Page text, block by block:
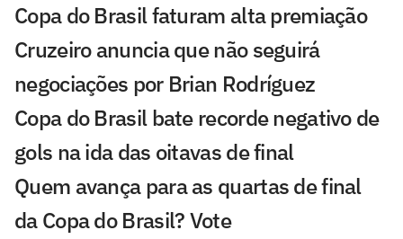
Copa do Brasil faturam alta premiação
Cruzeiro anuncia que não seguirá
negociações por Brian Rodríguez
Copa do Brasil bate recorde negativo de
gols na ida das oitavas de final
Quem avança para as quartas de final
da Copa do Brasil? Vote